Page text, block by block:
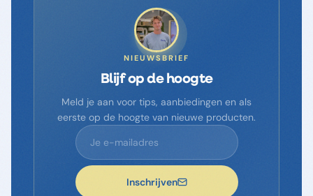
NIEUWSBRIEF
Blijf op de hoogte
Meld je aan voor tips, aanbiedingen en als
eerste op de hoogte van nieuwe producten.
Inschrijven